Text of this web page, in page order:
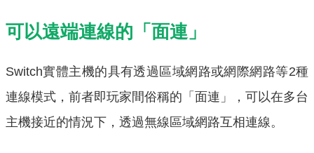
可以遠端連線的「面連」
Switch實體主機的具有透過區域網路或網際網路等2種
連線模式，前者即玩家間俗稱的「面連」，可以在多台
主機接近的情況下，透過無線區域網路互相連線。